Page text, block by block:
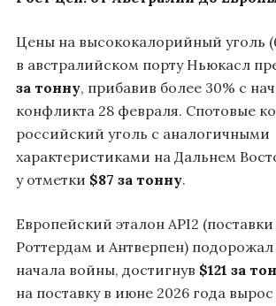
Цены на высококалорийный уголь
в австралийском порту Ньюкасл
за тонну, прибавив более 30% с
конфликта 28 февраля. Спотовые
российский уголь с аналогичными
характеристиками на Дальнем
у отметки $87 за тонну.
Европейский эталон API2
Роттердам и Антверпен) подорожал
начала войны, достигнув $121 за
на поставку в июне 2026 года вырос